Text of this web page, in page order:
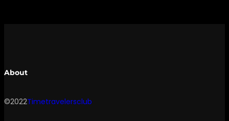
About
©2022Timetravelersclub